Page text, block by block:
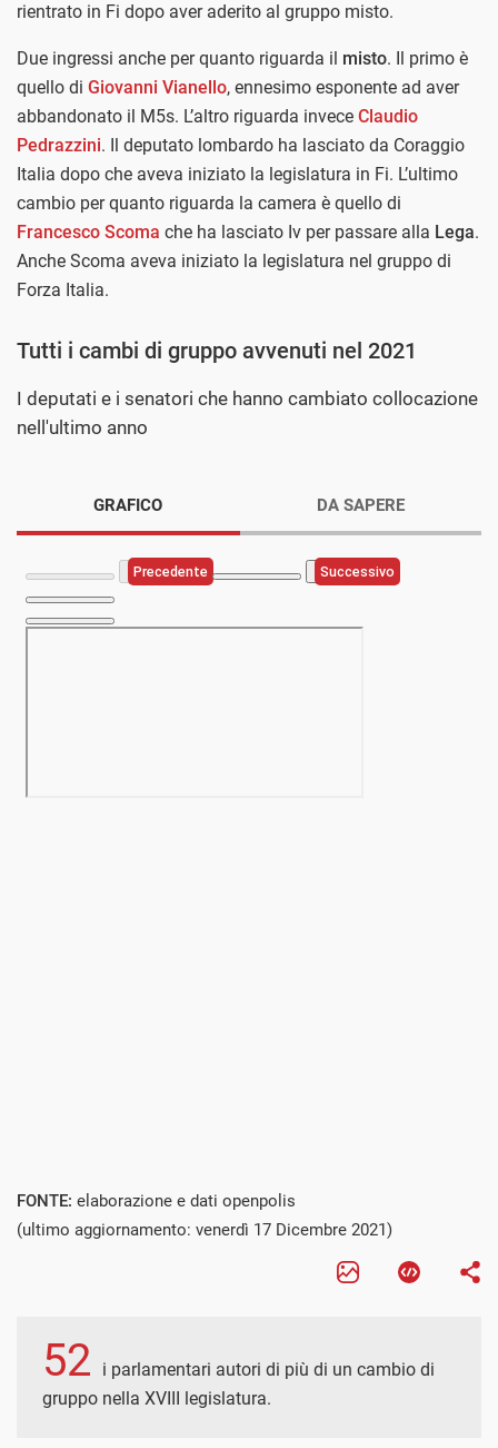
rientrato in Fi dopo aver aderito al gruppo misto.
Due ingressi anche per quanto riguarda il misto. Il primo è
quello di Giovanni Vianello, ennesimo esponente ad aver
abbandonato il M5s. L’altro riguarda invece Claudio
Pedrazzini. Il deputato lombardo ha lasciato da Coraggio
Italia dopo che aveva iniziato la legislatura in Fi. L’ultimo
cambio per quanto riguarda la camera è quello di
Francesco Scoma che ha lasciato Iv per passare alla Lega.
Anche Scoma aveva iniziato la legislatura nel gruppo di
Forza Italia.
Tutti i cambi di gruppo avvenuti nel 2021
I deputati e i senatori che hanno cambiato collocazione
nell'ultimo anno
GRAFICO DA SAPERE
FONTE: elaborazione e dati openpolis
(ultimo aggiornamento: venerdì 17 Dicembre 2021)
52
i parlamentari autori di più di un cambio di
gruppo nella XVIII legislatura.